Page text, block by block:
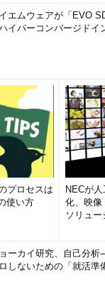
エムウェアが「EVO
ハイパーコンバージド
プロセスは
使い方
NECが
化、映像
ソリュ
ーカイ研究、自己分
しないための「就活準